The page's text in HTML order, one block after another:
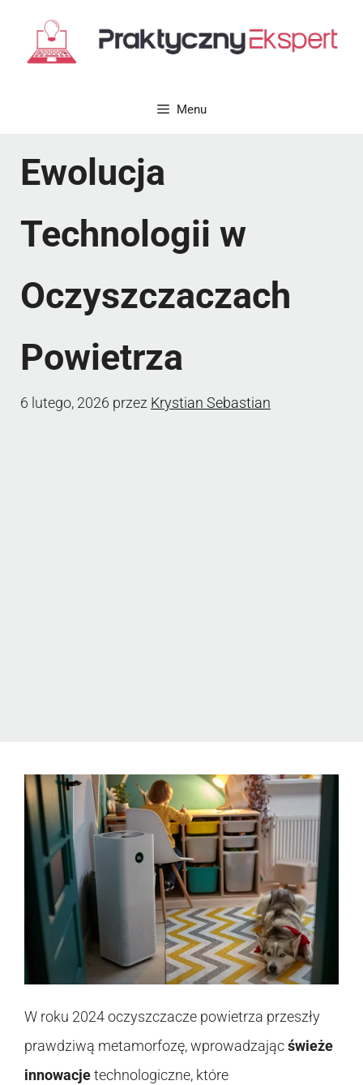
Menu
Ewolucja
Technologii w
Oczyszczaczach
Powietrza
6 lutego, 2026 przez Krystian Sebastian
W roku 2024 oczyszczacze powietrza przeszły
prawdziwą metamorfozę, wprowadzającświeże
innowacjetechnologiczne, które